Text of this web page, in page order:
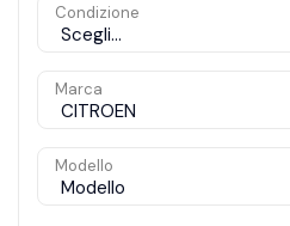
Condizione
Marca
Modello